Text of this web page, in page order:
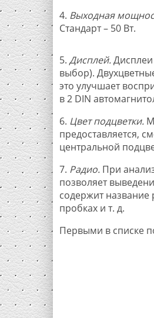
4. Выходная
Стандарт – 50 Вт.
5. Дисплей.Дисплеи
выбор).
это улучшает
в 2 DIN
6. Цвет подцветки.
предоставляется,
центральной
7. Радио. При
позволяет
содержит
пробках и т. д.
Первыми в списке